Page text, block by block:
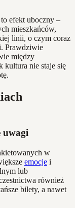
efekt uboczny –
mieszkańców,
linii, o czym coraz
Prawdziwie
między
kultura nie staje się
uwagi
w
emocje i
lub
również
bilety, a nawet